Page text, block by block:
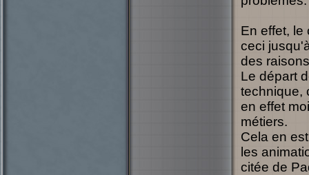
En effet, le
ceci
des
Le départ
technique,
en effet
métiers.
Cela en
les
citée de